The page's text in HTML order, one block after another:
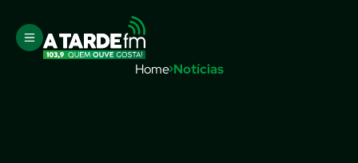
Home Notícias